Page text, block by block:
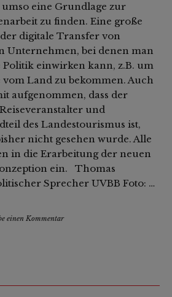
eine Grundlage zur
zu finden. Eine große
digitale Transfer von
Unternehmen, bei denen man
Politik einwirken kann, z.B. um
Land zu bekommen. Auch
aufgenommen, dass der
und
des Landestourismus ist,
nicht gesehen wurde. Alle
in die Erarbeitung der neuen
ein. Thomas
Sprecher UVBB Foto: …
einen Kommentar